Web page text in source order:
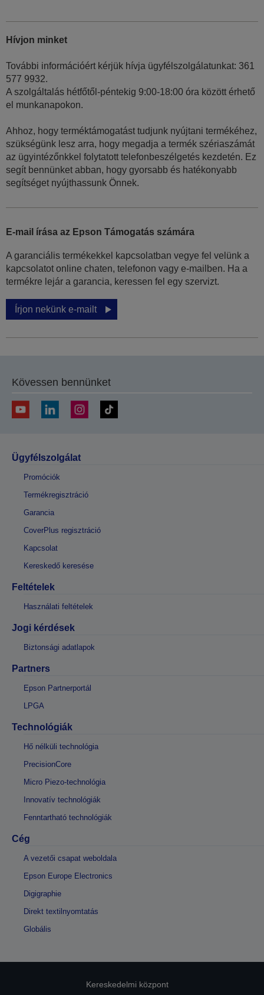
Hívjon minket
További információért kérjük hívja ügyfélszolgálatunkat: 361
577 9932.
A szolgáltalás hétfőtől-péntekig 9:00-18:00 óra között érhető
el munkanapokon.
Ahhoz, hogy terméktámogatást tudjunk nyújtani termékéhez,
szükségünk lesz arra, hogy megadja a termék szériaszámát
az ügyintézőnkkel folytatott telefonbeszélgetés kezdetén. Ez
segít bennünket abban, hogy gyorsabb és hatékonyabb
segítséget nyújthassunk Önnek.
E-mail írása az Epson Támogatás számára
A garanciális termékekkel kapcsolatban vegye fel velünk a
kapcsolatot online chaten, telefonon vagy e-mailben. Ha a
termékre lejár a garancia, keressen fel egy szervizt.
Írjon nekünk e-mailt
Kövessen bennünket
Ügyfélszolgálat
Promóciók
Termékregisztráció
Garancia
CoverPlus regisztráció
Kapcsolat
Kereskedő keresése
Feltételek
Használati feltételek
Jogi kérdések
Biztonsági adatlapok
Partners
Epson Partnerportál
LPGA
Technológiák
Hő nélküli technológia
PrecisionCore
Micro Piezo-technológia
Innovatív technológiák
Fenntartható technológiák
Cég
A vezetői csapat weboldala
Epson Europe Electronics
Digigraphie
Direkt textilnyomtatás
Globális
Kereskedelmi központ